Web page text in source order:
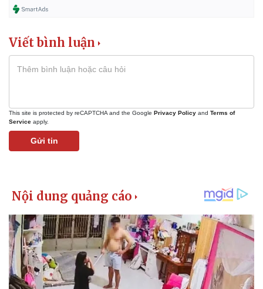
Viết bình luận
This site is protected by reCAPTCHA and the Google Privacy Policy and Terms of
Service apply.
Gửi tin